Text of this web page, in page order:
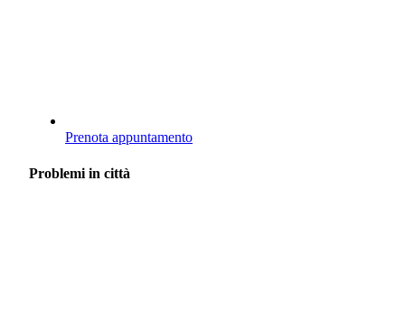
Prenota appuntamento
Problemi in città